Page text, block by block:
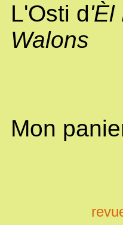
L'Osti d'Èl
Walons
Mon